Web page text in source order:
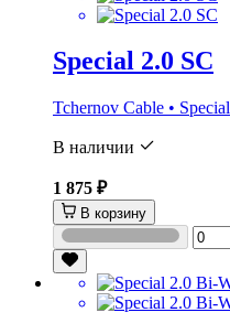
Special 2.0 SC
Tchernov Cable • Special
В наличии
1 875 ₽
В корзину